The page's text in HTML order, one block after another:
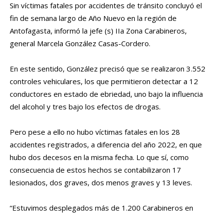
Sin víctimas fatales por accidentes de tránsito concluyó el
fin de semana largo de Año Nuevo en la región de
Antofagasta, informó la jefe (s) IIa Zona Carabineros,
general Marcela González Casas-Cordero.
En este sentido, González precisó que se realizaron 3.552
controles vehiculares, los que permitieron detectar a 12
conductores en estado de ebriedad, uno bajo la influencia
del alcohol y tres bajo los efectos de drogas.
Pero pese a ello no hubo víctimas fatales en los 28
accidentes registrados, a diferencia del año 2022, en que
hubo dos decesos en la misma fecha. Lo que sí, como
consecuencia de estos hechos se contabilizaron 17
lesionados, dos graves, dos menos graves y 13 leves.
“Estuvimos desplegados más de 1.200 Carabineros en